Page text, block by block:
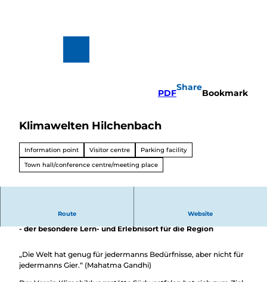
Hiking
Biking
All topics
Winterve
PDF
Share
Bookmark
Klimawelten Hilchenbach
Information point Visitor centre
Parking facility
Town hall/conference centre/meeting place
Route Website
Bildungsstätte "KlimaWelten Hilchenbach" für Südwestfalen
- der besondere Lern- und Erlebnisort für die Region
„Die Welt hat genug für jedermanns Bedürfnisse, aber nicht für
jedermanns Gier.“ (Mahatma Gandhi)